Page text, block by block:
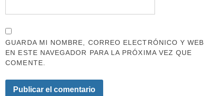
GUARDA MI NOMBRE, CORREO ELECTRÓNICO Y WEB
EN ESTE NAVEGADOR PARA LA PRÓXIMA VEZ QUE
COMENTE.